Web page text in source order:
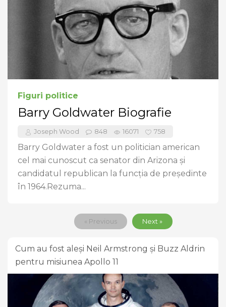
Figuri politice
Barry Goldwater Biografie
Joseph Wood 848 16071 758
Barry Goldwater a fost un politician american
cel mai cunoscut ca senator din Arizona și
candidatul republican la funcția de președinte
în 1964.Rezuma...
« Previous Next »
Cum au fost aleși Neil Armstrong și Buzz Aldrin
pentru misiunea Apollo 11